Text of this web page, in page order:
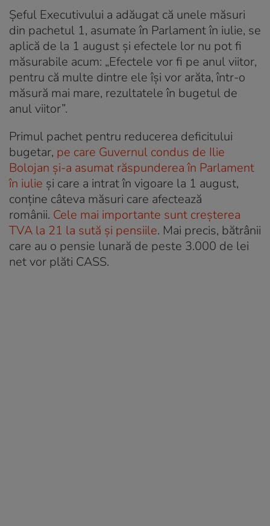
Șeful Executivului a adăugat că unele măsuri
din pachetul 1, asumate în Parlament în iulie, se
aplică de la 1 august şi efectele lor nu pot fi
măsurabile acum: „Efectele vor fi pe anul viitor,
pentru că multe dintre ele îşi vor arăta, într-o
măsură mai mare, rezultatele în bugetul de
anul viitor”.
Primul pachet pentru reducerea deficitului
bugetar, pe care Guvernul condus de Ilie
Bolojan și-a asumat răspunderea în Parlament
în iulie și care a intrat în vigoare la 1 august,
conține câteva măsuri care afectează
românii. Cele mai importante sunt creșterea
TVA la 21 la sută și pensiile. Mai precis, bătrânii
care au o pensie lunară de peste 3.000 de lei
net vor plăti CASS.